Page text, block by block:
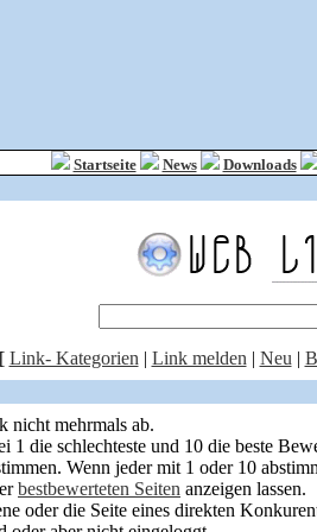
Startseite News Downloads
Link- Kategorien | Link melden | Neu |
nicht mehrmals ab.
1 die schlechteste und 10 die beste
Wenn jeder mit 1 oder 10
bestbewerteten Seiten anzeigen lassen.
oder die Seite eines direkten